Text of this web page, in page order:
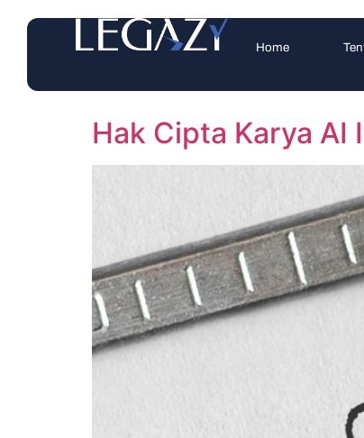
Home
Hak Cipta Karya AI